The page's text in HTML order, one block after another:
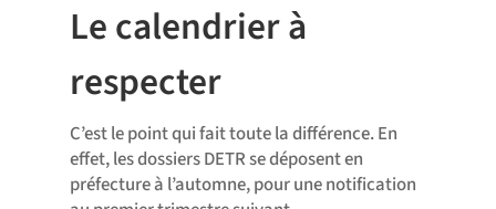
Le calendrier à
respecter
C’est le point qui fait toute la différence. En
effet, les dossiers DETR se déposent en
préfecture à l’automne, pour une notification